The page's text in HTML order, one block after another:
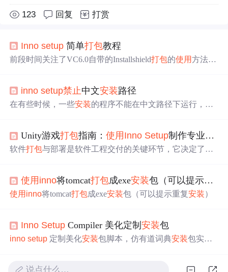
123 回复 打赏
Inno setup 简单打包教程
前段时间关注了VC6.0自带的Installshield打包的使用方法，
本，打开Inno setup5小软件，弹出如下界面：
inno setup禁止中文安装路径
在有些时候，一些安装的程序不能在中文路径下运行，所
本，如果包含中文，返回true 效果如图 实现方法 首先要了
解inno setup的事件，inno setup可以绑定其中组件的事
Unity游戏打包指南：使用 Inno Setup制作专业Windows
软件打包与部署是软件工程交付的关键环节，它决定了最
还需处理依赖项、创建快捷方式、注册表项等系统集成工
作，从而提供无缝的用户体验。对于Unity开发者而言，游
tup 作为一款免费开源的安装程序制作工具，通过脚本驱动
的方式，能够高效地完成这些任务，并支持界面美化、依
静默 安装 等高级功能。掌握Inn
使用 inno将tomcat打包成exe安装包（可以提示重复
使用 inno将tomcat打包成exe安装包（可以提示重复安装）
Inno Setup Compiler 美化定制安装包
inno setup 定制美化安装包脚本，仿有道词典安装包实
说点什么…